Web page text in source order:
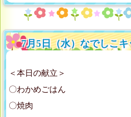
7月5日（水）なでしこ
＜本日の献立＞
〇わかめごはん
〇焼肉